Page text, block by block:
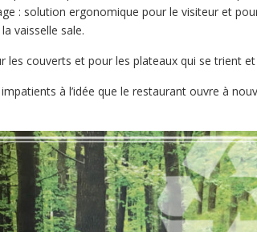
: solution ergonomique pour le visiteur et
vaisselle sale.
les couverts et pour les plateaux qui se trient
à l’idée que le restaurant ouvre à